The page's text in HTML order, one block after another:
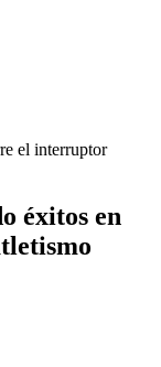
el interruptor
éxitos en